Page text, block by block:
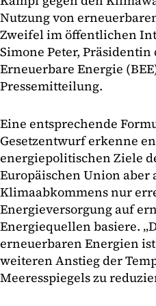
Nutzung von
Zweifel im öffentlichen
Simone Peter, Präsidentin
Erneuerbare Energie
Pressemitteilung.
Eine entsprechende
Gesetzentwurf erkenne
energiepolitischen Ziele
Europäischen Union aber
Klimaabkommens nur
Energieversorgung auf
Energiequellen basiere.
erneuerbaren Energien
weiteren Anstieg der
Meeresspiegels zu